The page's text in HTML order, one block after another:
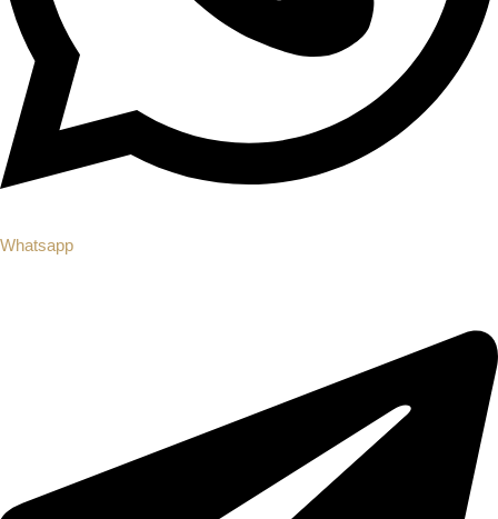
Whatsapp